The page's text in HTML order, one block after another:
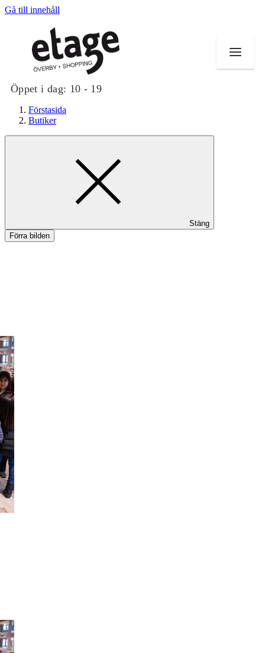
Gå till innehåll
Öppet i dag: 10 - 19
Mat och dryck
Erbjudanden
Förstasida
Butiker
Stäng
Förra bilden